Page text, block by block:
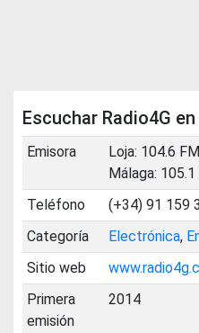
Escuchar Radio4G
Emisora
Loja: 104.6
Málaga:
Teléfono
(+34) 91 159
Categoría
Electrónica,
Sitio web
Primera
emisión
2014